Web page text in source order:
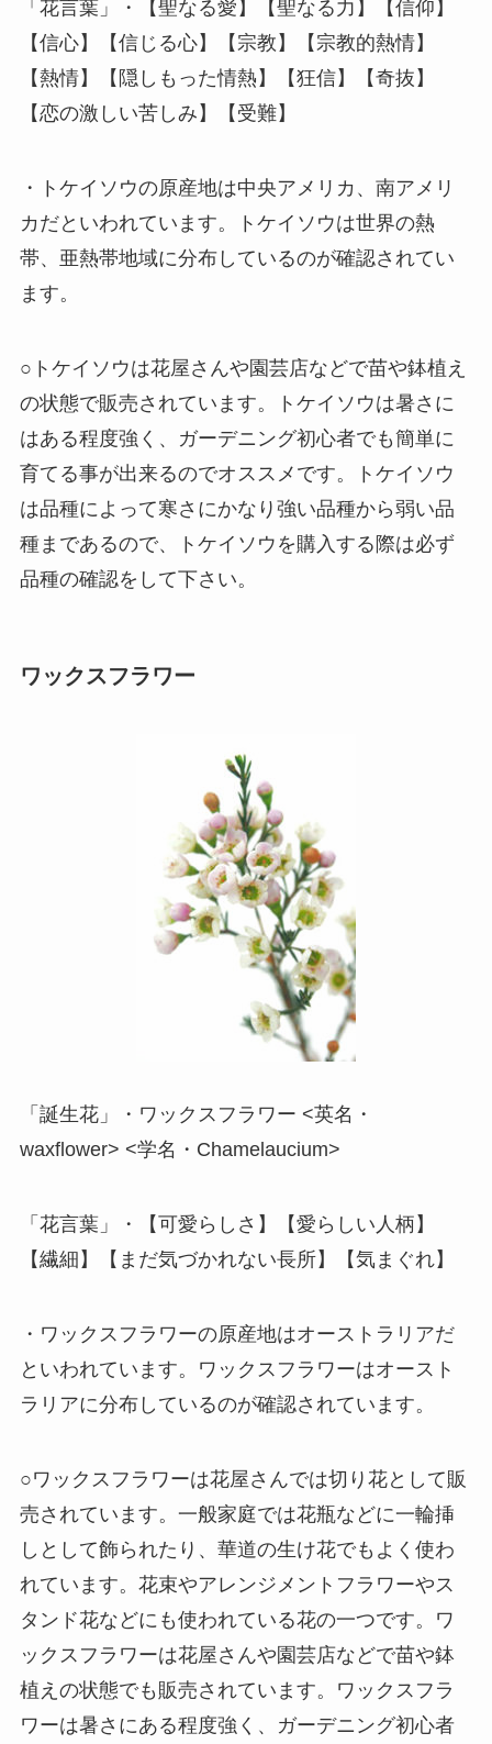
「花言葉」・【聖なる愛】【聖なる力】【信仰】
【信心】【信じる心】【宗教】【宗教的熱情】
【熱情】【隠しもった情熱】【狂信】【奇抜】
【恋の激しい苦しみ】【受難】
・トケイソウの原産地は中央アメリカ、南アメリ
カだといわれています。トケイソウは世界の熱
帯、亜熱帯地域に分布しているのが確認されてい
ます。
○トケイソウは花屋さんや園芸店などで苗や鉢植え
の状態で販売されています。トケイソウは暑さに
はある程度強く、ガーデニング初心者でも簡単に
育てる事が出来るのでオススメです。トケイソウ
は品種によって寒さにかなり強い品種から弱い品
種まであるので、トケイソウを購入する際は必ず
品種の確認をして下さい。
ワックスフラワー
「誕生花」・ワックスフラワー <英名・
waxflower> <学名・Chamelaucium>
「花言葉」・【可愛らしさ】【愛らしい人柄】
【繊細】【まだ気づかれない長所】【気まぐれ】
・ワックスフラワーの原産地はオーストラリアだ
といわれています。ワックスフラワーはオースト
ラリアに分布しているのが確認されています。
○ワックスフラワーは花屋さんでは切り花として販
売されています。一般家庭では花瓶などに一輪挿
しとして飾られたり、華道の生け花でもよく使わ
れています。花束やアレンジメントフラワーやス
タンド花などにも使われている花の一つです。ワ
ックスフラワーは花屋さんや園芸店などで苗や鉢
植えの状態でも販売されています。ワックスフラ
ワーは暑さにある程度強く、ガーデニング初心者